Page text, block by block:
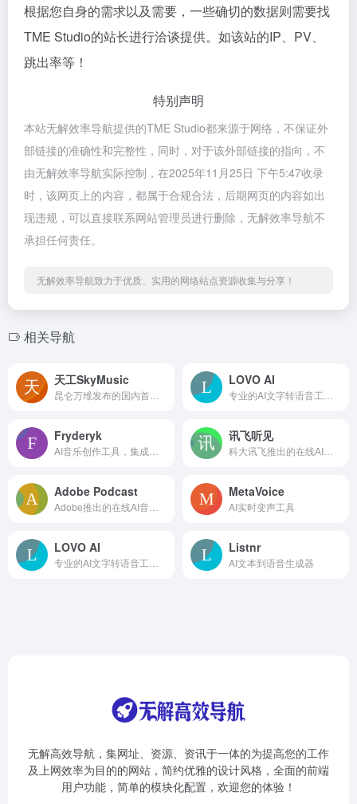
根据您自身的需求以及需要，一些确切的数据则需要找
TME Studio的站长进行洽谈提供。如该站的IP、PV、
跳出率等！
特别声明
本站无解效率导航提供的TME Studio都来源于网络，不保证外
部链接的准确性和完整性，同时，对于该外部链接的指向，不
由无解效率导航实际控制，在2025年11月25日 下午5:47收录
时，该网页上的内容，都属于合规合法，后期网页的内容如出
现违规，可以直接联系网站管理员进行删除，无解效率导航不
承担任何责任。
无解效率导航致力于优质、实用的网络站点资源收集与分享！
相关导航
天工SkyMusic LOVO AI
Fryderyk 讯飞听见
Adobe Podcast MetaVoice
AI实时变声工具
LOVO AI Listnr
AI文本到语音生成器
无解高效导航，集网址、资源、资讯于一体的为提高您的工作
及上网效率为目的的网站，简约优雅的设计风格，全面的前端
用户功能，简单的模块化配置，欢迎您的体验！